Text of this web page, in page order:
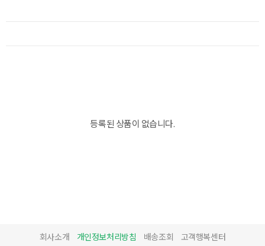
등록된 상품이 없습니다.
회사소개 개인정보처리방침 배송조회 고객행복센터